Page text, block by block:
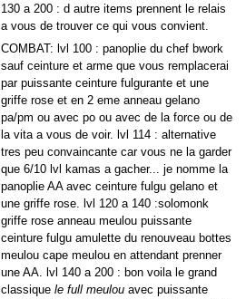
130 a 200 : d autre items prennent le relais
a vous de trouver ce qui vous convient.
COMBAT: lvl 100 : panoplie du chef bwork
sauf ceinture et arme que vous remplacerai
par puissante ceinture fulgurante et une
griffe rose et en 2 eme anneau gelano
pa/pm ou avec po ou avec de la force ou de
la vita a vous de voir. lvl 114 : alternative
tres peu convaincante car vous ne la garder
que 6/10 lvl kamas a gacher... je nomme la
panoplie AA avec ceinture fulgu gelano et
une griffe rose. lvl 120 a 140 :solomonk
griffe rose anneau meulou puissante
ceinture fulgu amulette du renouveau bottes
meulou cape meulou en attendant prenner
une AA. lvl 140 a 200 : bon voila le grand
classique le full meulou avec puissante